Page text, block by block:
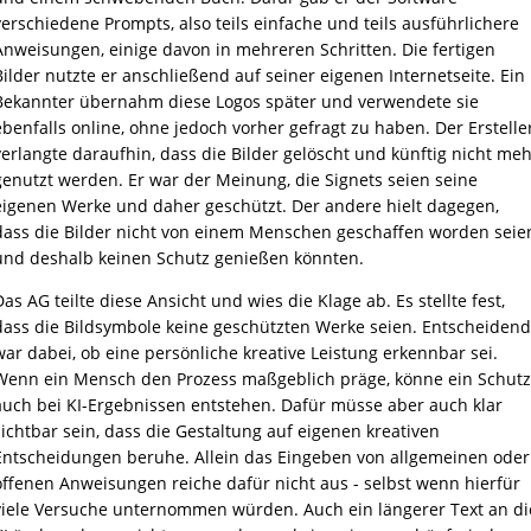
Prompts, also teils einfache und teils ausführlichere
einige davon in mehreren Schritten. Die fertigen
nutzte er anschließend auf seiner eigenen Internetseite. Ein
übernahm diese Logos später und verwendete sie
online, ohne jedoch vorher gefragt zu haben. Der
daraufhin, dass die Bilder gelöscht und künftig nicht
werden. Er war der Meinung, die Signets seien seine
Werke und daher geschützt. Der andere hielt dagegen,
die Bilder nicht von einem Menschen geschaffen worden
deshalb keinen Schutz genießen könnten.
AG teilte diese Ansicht und wies die Klage ab. Es stellte fest,
die Bildsymbole keine geschützten Werke seien. Entscheidend
dabei, ob eine persönliche kreative Leistung erkennbar sei.
ein Mensch den Prozess maßgeblich präge, könne ein Schutz
bei KI-Ergebnissen entstehen. Dafür müsse aber auch klar
sein, dass die Gestaltung auf eigenen kreativen
beruhe. Allein das Eingeben von allgemeinen oder
Anweisungen reiche dafür nicht aus - selbst wenn hierfür
Versuche unternommen würden. Auch ein längerer Text an